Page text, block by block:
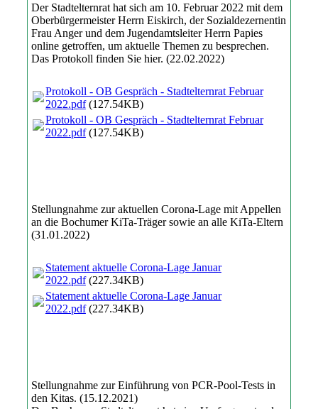
Der Stadtelternrat hat sich am 10. Februar 2022 mit dem
Oberbürgermeister Herrn Eiskirch, der Sozialdezernentin
Frau Anger und dem Jugendamtsleiter Herrn Papies
online getroffen, um aktuelle Themen zu besprechen.
Das Protokoll finden Sie hier. (22.02.2022)
Protokoll - OB Gespräch - Stadtelternrat Februar
2022.pdf(127.54KB)
Protokoll - OB Gespräch - Stadtelternrat Februar
2022.pdf(127.54KB)
Stellungnahme zur aktuellen Corona-Lage mit Appellen
an die Bochumer KiTa-Träger sowie an alle KiTa-Eltern
(31.01.2022)
Statement aktuelle Corona-Lage Januar
2022.pdf(227.34KB)
Statement aktuelle Corona-Lage Januar
2022.pdf(227.34KB)
Stellungnahme zur Einführung von PCR-Pool-Tests in
den Kitas. (15.12.2021)